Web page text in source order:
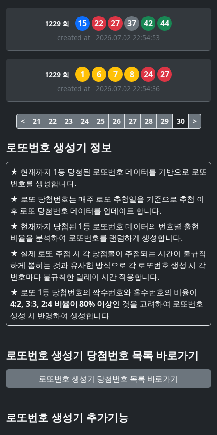
1229 회 15 22 27 37 42 44
created at . 2026.07.02 22:54:53
1229 회 1 6 7 8 24 27
created at . 2026.07.02 22:54:36
< 21 22 23 24 25 26 27 28 29 30 >
로또번호 생성기 정보
★ 현재까지 1등 당첨된 로또번호 데이터를 기반으로 로또
번호를 생성합니다.
★ 로또 당첨번호는 매주 로또 추첨일을 기준으로 추첨 이
후 로또 당첨번호 데이터를 업데이트 합니다.
★ 현재까지 당첨된 1등 로또번호 데이터의 번호별 출현
비율을 분석하여 로또번호를 랜덤하게 생성합니다.
★ 실제 로또 추첨 시 각 당첨볼이 추첨되는 시간이 불규칙
하게 뽑히는 것과 유사한 방식으로 각 로또번호 생성 시 각
번호마다 불규칙한 딜레이 시간 적용합니다.
★ 로또 1등 당첨번호의 짝수번호와 홀수번호의 비율이
4:2, 3:3, 2:4 비율이 80% 이상인 것을 고려하여 로또번호
생성 시 반영하여 생성합니다.
로또번호 생성기 당첨번호 목록 바로가기
로또번호 생성기 당첨번호 목록 바로가기
로또번호 생성기 추가기능